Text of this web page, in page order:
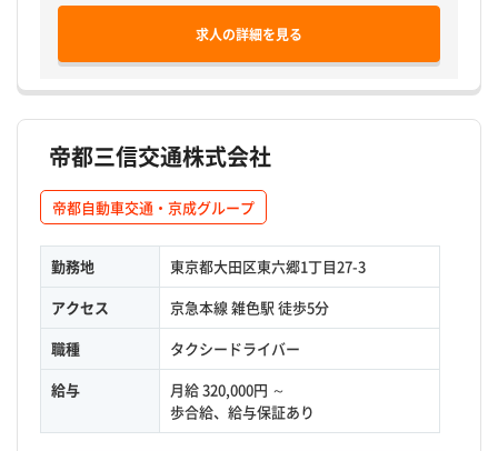
求人の詳細を見る
帝都三信交通株式会社
帝都自動車交通・京成グループ
勤務地
東京都大田区東六郷1丁目27-3
アクセス
京急本線 雑色駅 徒歩5分
職種
タクシードライバー
給与
月給 320,000円 ～
歩合給、給与保証あり